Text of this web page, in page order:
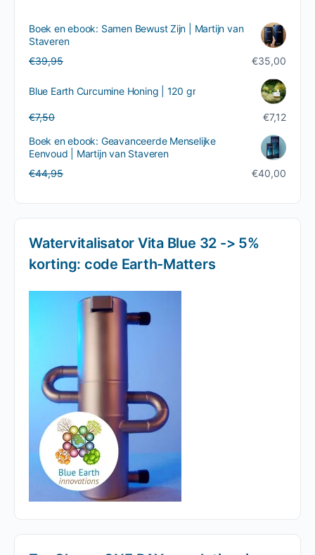
Boek en ebook: Samen Bewust Zijn | Martijn van
Staveren
€39,95Oorspronkelijke
was:
€39,95.
€35,00
Huidige
is:
€35,00.
Blue Earth Curcumine Honing | 120 gr
€7,50Oorspronkelijke
was:
€7,50.
€7,12
Huidige
is:
€7,12.
Boek en ebook: Geavanceerde Menselijke
Eenvoud | Martijn van Staveren
€44,95Oorspronkelijke
€40,00
Huidige
Watervitalisator Vita Blue 32 -> 5%
korting: code Earth-Matters